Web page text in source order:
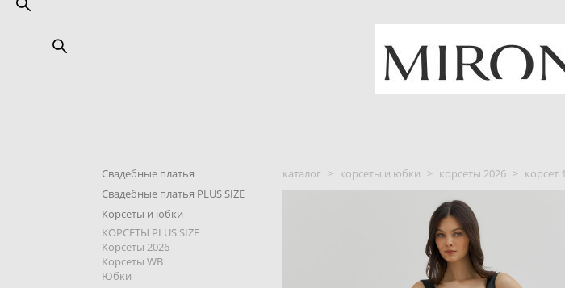
Свадебные платья
Свадебные платья PLUS SIZE
Корсеты и юбки
КОРСЕТЫ PLUS SIZE
Корсеты 2026
Корсеты WB
Юбки
каталог > корсеты и юбки > корсеты 2026 > корсет